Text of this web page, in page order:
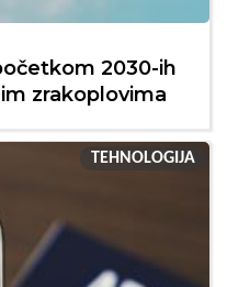
2030-ih
zrakoplovima
TEHNOLOGIJA